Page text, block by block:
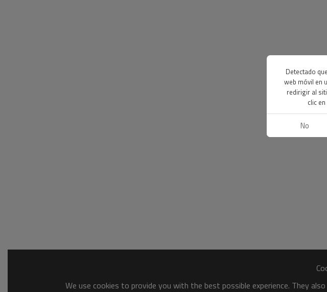
We use cookies to provide you with the best possible experience. They
Detectado
web móvil en
redirigir al
clic
No